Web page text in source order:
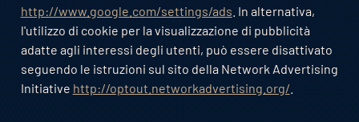
http://www.google.com/settings/ads . In alternativa,
l'utilizzo di cookie per la visualizzazione di pubblicità
adatte agli interessi degli utenti, può essere disattivato
seguendo le istruzioni sul sito della Network Advertising
Initiative http://optout.networkadvertising.org/